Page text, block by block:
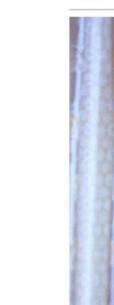
पत्रपत्रिका
जीवनशैली